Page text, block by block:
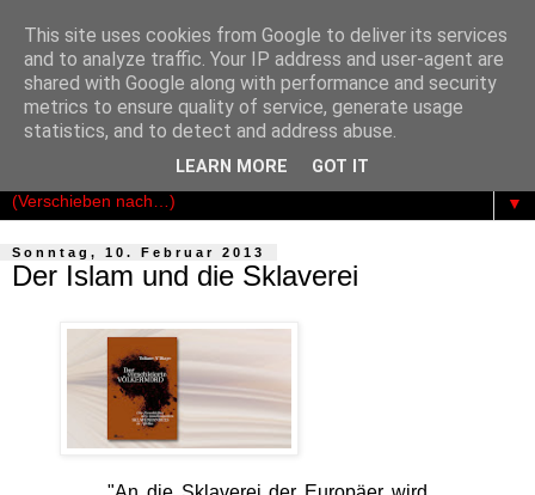
Der Kosmopolit
Das publizistische Netzwerk für Freiheit - Demokratie -
Rechtsstaatlichkeit
▼
Sonntag, 10. Februar 2013
Der Islam und die Sklaverei
This site uses cookies from Google to deliver its services
and to analyze traffic. Your IP address and user-agent are
shared with Google along with performance and security
metrics to ensure quality of service, generate usage
statistics, and to detect and address abuse.
LEARN MORE GOT IT